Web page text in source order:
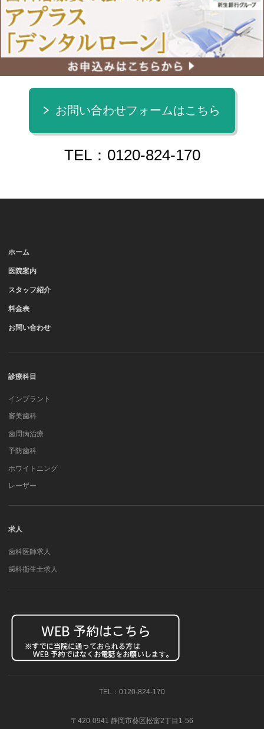
お問い合わせフォームはこちら
TEL：0120-824-170
ホーム
医院案内
スタッフ紹介
料金表
お問い合わせ
診療科目
インプラント
審美歯科
歯周病治療
予防歯科
ホワイトニング
レーザー
求人
歯科医師求人
歯科衛生士求人
TEL：0120-824-170
〒420-0941 静岡市葵区松富2丁目1-56